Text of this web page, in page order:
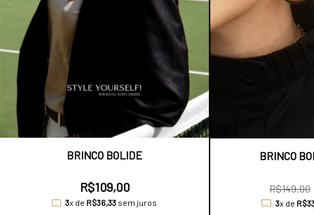
BRINCO BOLIDE
R$109,00
3x de R$36,33 sem juros
BRINCO
R$149,00
3x de